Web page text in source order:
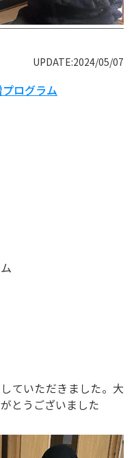
UPDATE:2024/05/07
ログラム
ていただきました。大
とうございました